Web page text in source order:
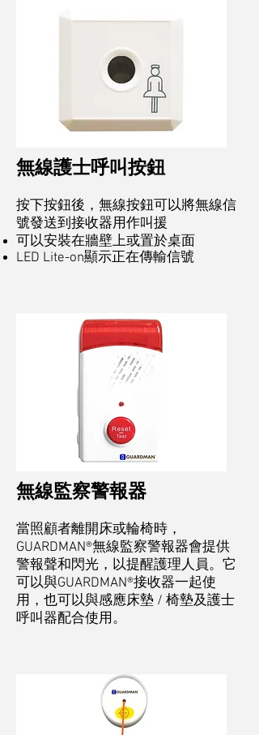
無線護士呼叫按鈕
按下按鈕後，無線按鈕可以將無線信
號發送到接收器用作叫援
可以安裝在牆壁上或置於桌面
LED Lite-on顯示正在傳輸信號
無線監察警報器
當照顧者離開床或輪椅時，
GUARDMAN®無線監察警報器會提供
警報聲和閃光，以提醒護理人員。它
可以與GUARDMAN®接收器一起使
用，也可以與感應床墊 / 椅墊及護士
呼叫器配合使用。